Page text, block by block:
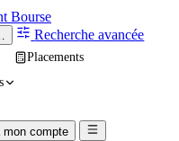
Bourse
Recherche avancée
Placements
mon compte